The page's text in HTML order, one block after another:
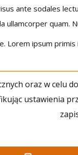
ante sodales
ullamcorper quam.
Lorem ipsum
oraz w celu
ustawienia